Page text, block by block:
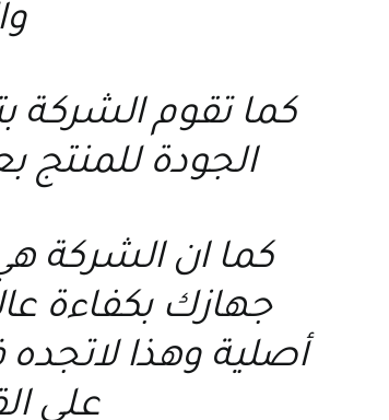
كما تقوم الشركة
الجودة للمنتج
كما ان الشركة
جهازك بكفاءة
أصلية وهذا
علي